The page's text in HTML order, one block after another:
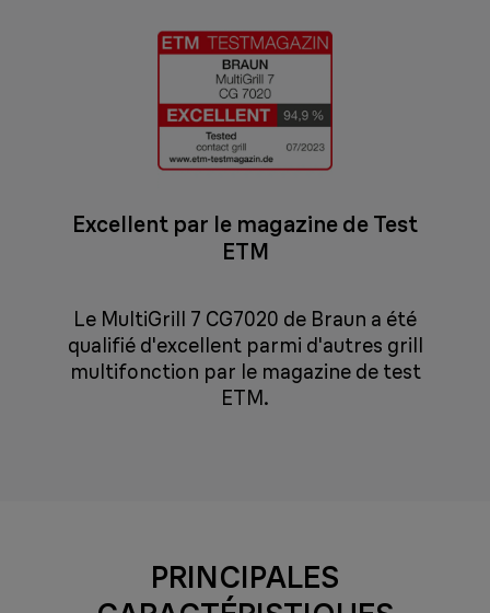
Excellent par le magazine de Test
ETM
Le MultiGrill 7 CG7020 de Braun a été
qualifié d'excellent parmi d'autres grill
multifonction par le magazine de test
ETM.
PRINCIPALES